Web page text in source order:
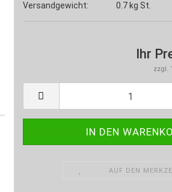
Versandgewicht:
0.7kg St.
Ihr
zzgl.
AUF DEN